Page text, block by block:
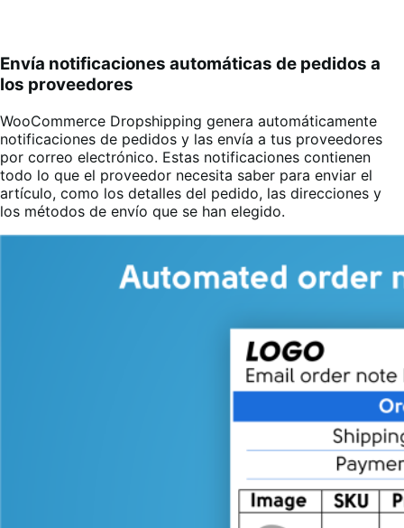
Envía notificaciones automáticas de pedidos a
los proveedores
WooCommerce Dropshipping genera automáticamente
notificaciones de pedidos y las envía a tus proveedores
por correo electrónico. Estas notificaciones contienen
todo lo que el proveedor necesita saber para enviar el
artículo, como los detalles del pedido, las direcciones y
los métodos de envío que se han elegido.